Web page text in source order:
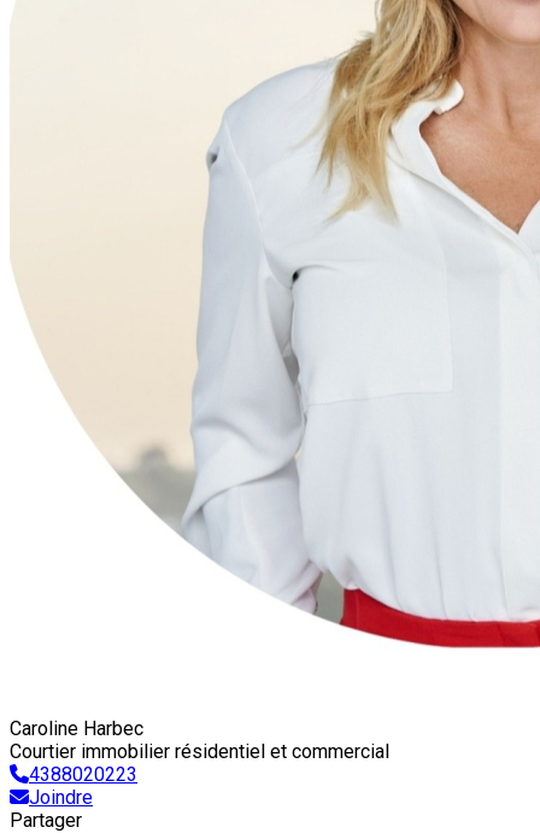
Caroline Harbec
Courtier immobilier résidentiel et commercial
4388020223
Joindre
Partager